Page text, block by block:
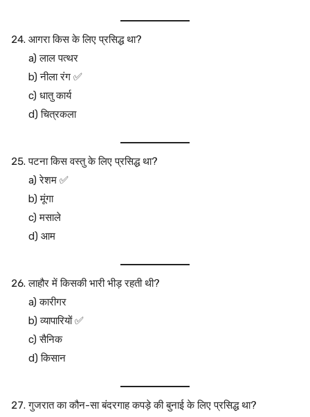
आगरा किस के लिए प्रसिद्ध था?
a) लाल पत्थर
b) नीला रंग ✅
c) धातु कार्य
d) चित्रकला
पटना किस वस्तु के लिए प्रसिद्ध था?
a) रेशम ✅
b) मूंगा
c) मसाले
d) आम
लाहौर में किसकी भारी भीड़ रहती थी?
a) कारीगर
b) व्यापारियों ✅
c) सैनिक
d) किसान
गुजरात का कौन-सा बंदरगाह कपड़े की बुनाई के लिए प्रसिद्ध था?